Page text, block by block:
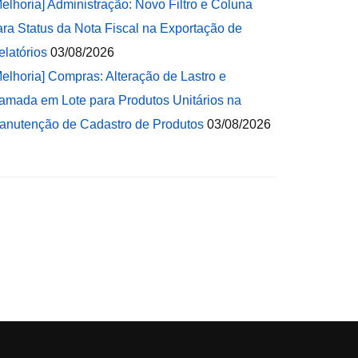
Administração: Novo Filtro e Coluna
Status da Nota Fiscal na Exportação de
03/08/2026
Compras: Alteração de Lastro e
em Lote para Produtos Unitários na
de Cadastro de Produtos 03/08/2026